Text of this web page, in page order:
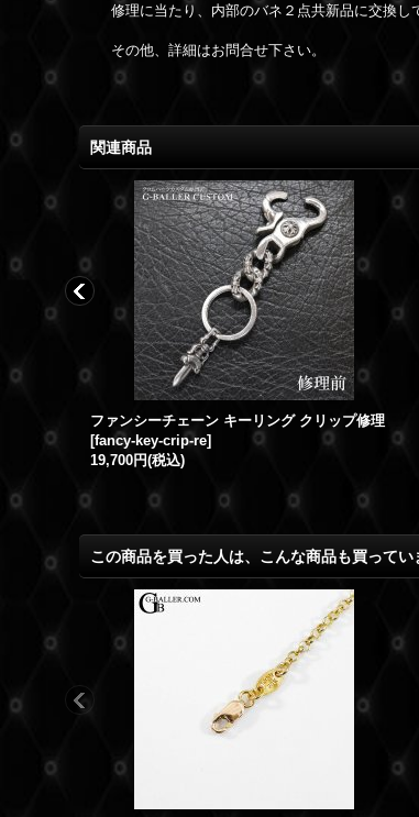
修理に当たり、内部のバネ２点共新品に交換し
その他、詳細はお問合せ下さい。
関連商品
ファンシーチェーン キーリング クリップ修理
[fancy-key-crip-re]
19,700円(税込)
この商品を買った人は、こんな商品も買ってい